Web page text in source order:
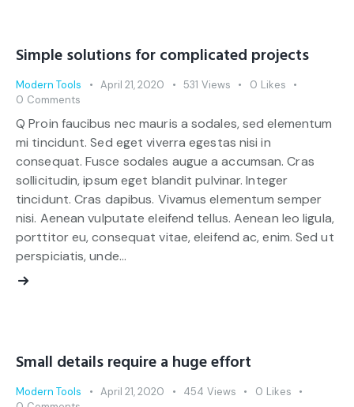
Simple solutions for complicated projects
Modern Tools April 21, 2020 531 Views 0 Likes
0 Comments
Q Proin faucibus nec mauris a sodales, sed elementum
mi tincidunt. Sed eget viverra egestas nisi in
consequat. Fusce sodales augue a accumsan. Cras
sollicitudin, ipsum eget blandit pulvinar. Integer
tincidunt. Cras dapibus. Vivamus elementum semper
nisi. Aenean vulputate eleifend tellus. Aenean leo ligula,
porttitor eu, consequat vitae, eleifend ac, enim. Sed ut
perspiciatis, unde…
Small details require a huge effort
Modern Tools April 21, 2020 454 Views 0 Likes